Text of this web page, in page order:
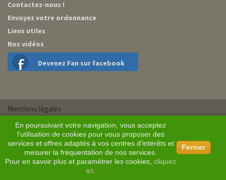
Contactez-nous !
Envoyez votre ordonnance
Liens utiles
Nos vidéos
Devenez Fan sur facebook
En poursuivant votre navigation, vous acceptez
l'utilisation de cookies pour vous proposer des
services et offres adaptés à vos centres d'intérêts et
mesurer la fréquentation de nos services.
Pour en savoir plus et paramétrer les cookies, cliquez
ici
Fermer
Mentions légales
Plan du site
Conditions générales de vente
Conception BM Services